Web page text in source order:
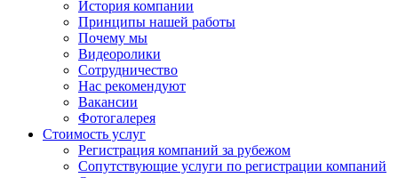
История компании
Принципы нашей работы
Почему мы
Видеоролики
Сотрудничество
Нас рекомендуют
Вакансии
Фотогалерея
Стоимость услуг
Регистрация компаний за рубежом
Сопутствующие услуги по регистрации компаний